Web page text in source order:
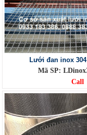
Lưới đan inox
Mã SP:
Call